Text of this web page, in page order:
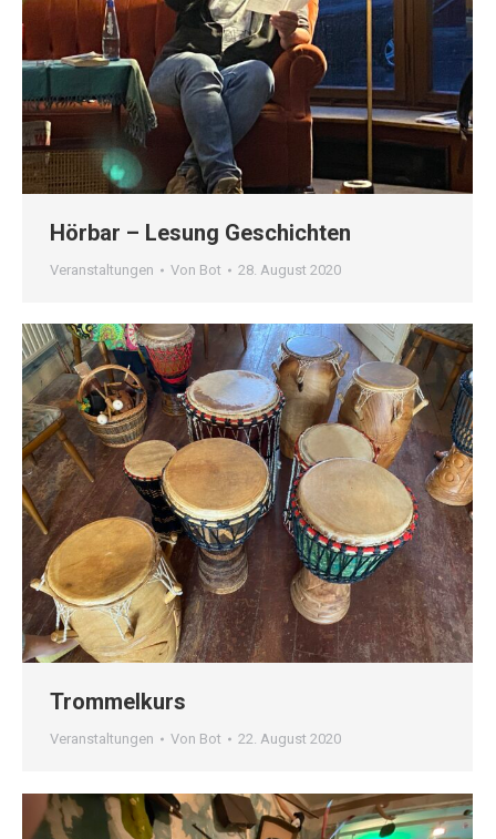
Hörbar – Lesung Geschichten
Veranstaltungen Von Bot 28. August 2020
Trommelkurs
Veranstaltungen Von Bot 22. August 2020